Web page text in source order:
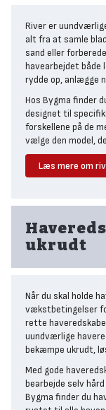
River er
alt fra at samle
sand eller
havearbejdet både
rydde op, anlægge
Hos Bygma finder
designet til
forskellene på de
vælge den model,
Løvrive
efteråret, når
ved sine mange,
at beskadige
Løvriven har typisk
dække større
fremstillet i
hvilket gør dem
god løvrive gør
skånsom for
bede
Læs mere om
ukrudt
Når du skal holde
vækstbetingelser
rette
uundværlige
bekæmpe ukrudt,
Med gode
bearbejde selv
Bygma finder du